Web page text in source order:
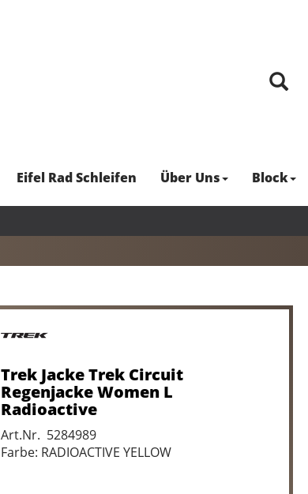
Eifel Rad Schleifen Über Uns Block
Trek Jacke Trek Circuit
Regenjacke Women L
Radioactive
Art.Nr. 5284989
Farbe: RADIOACTIVE YELLOW